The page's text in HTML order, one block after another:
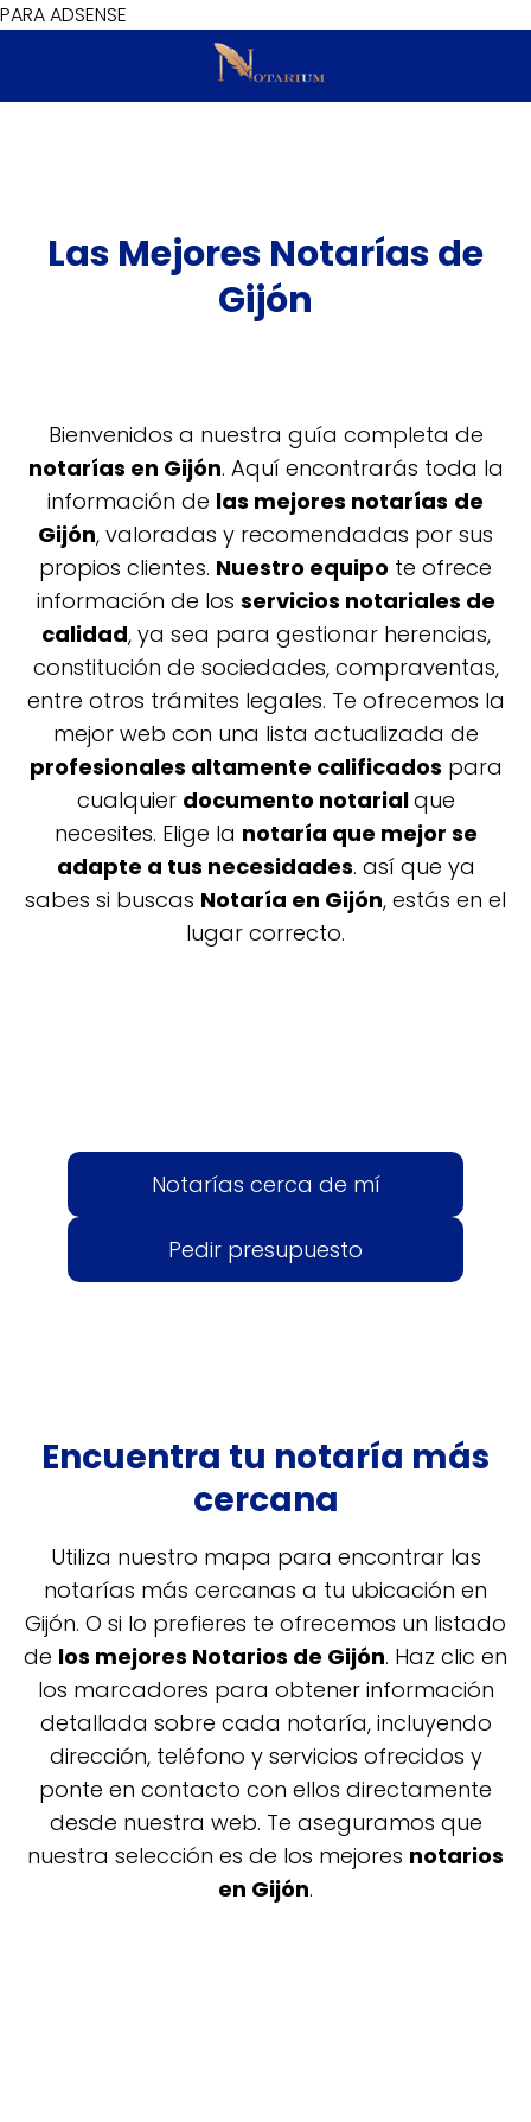
PARA ADSENSE
Las Mejores Notarías de
Gijón
Bienvenidos a nuestra guía completa de
notarías en Gijón. Aquí encontrarás toda la
información de las mejores notarías de
Gijón, valoradas y recomendadas por sus
propios clientes. Nuestro equipo te ofrece
información de los servicios notariales de
calidad, ya sea para gestionar herencias,
constitución de sociedades, compraventas,
entre otros trámites legales. Te ofrecemos la
mejor web con una lista actualizada de
profesionales altamente calificados para
cualquier documento notarialque
necesites. Elige la notaría que mejor se
adapte a tus necesidades. así que ya
sabes si buscas Notaría en Gijón, estás en el
lugar correcto.
Notarías cerca de mí
Pedir presupuesto
Encuentra tu notaría más
cercana
Utiliza nuestro mapa para encontrar las
notarías más cercanas a tu ubicación en
Gijón. O si lo prefieres te ofrecemos un listado
de los mejores Notarios de Gijón. Haz clic en
los marcadores para obtener información
detallada sobre cada notaría, incluyendo
dirección, teléfono y servicios ofrecidos y
ponte en contacto con ellos directamente
desde nuestra web. Te aseguramos que
nuestra selección es de los mejores notarios
en Gijón.